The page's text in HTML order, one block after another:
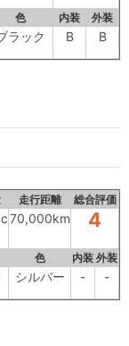
色 内装 外装
ラック B B
走行距離 総合評価
70,000km 4
色 内装 外装
シルバー - -